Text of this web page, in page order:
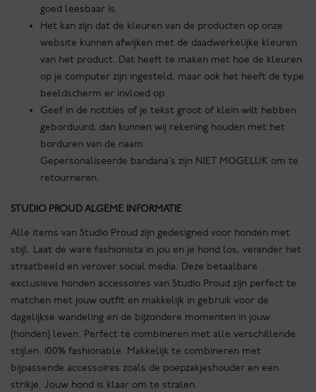
goed leesbaar is.
Het kan zijn dat de kleuren van de producten op onze
website kunnen afwijken met de daadwerkelijke kleuren
van het product. Dat heeft te maken met hoe de kleuren
op je computer zijn ingesteld, maar ook het heeft de type
beeldscherm er invloed op.
Geef in de notities of je tekst groot of klein wilt hebben
geborduurd, dan kunnen wij rekening houden met het
borduren van de naam.
Gepersonaliseerde bandana’s zijn NIET MOGELIJK om te
retourneren.
STUDIO PROUD ALGEME INFORMATIE
Alle items van Studio Proud zijn gedesigned voor honden met
stijl. Laat de ware fashionista in jou en je hond los, verander het
straatbeeld en verover social media. Deze betaalbare
exclusieve honden accessoires van Studio Proud zijn perfect te
matchen met jouw outfit en makkelijk in gebruik voor de
dagelijkse wandeling en de bijzondere momenten in jouw
(honden) leven. Perfect te combineren met alle verschillende
stijlen. 100% fashionable. Makkelijk te combineren met
bijpassende accessoires zoals de poepzakjeshouder en een
strikje. Jouw hond is klaar om te stralen.